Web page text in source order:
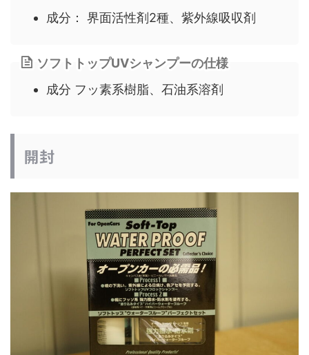
成分： 界面活性剤2種、紫外線吸収剤
ソフトトップUVシャンプーの仕様
成分 フッ素系樹脂、石油系溶剤
開封